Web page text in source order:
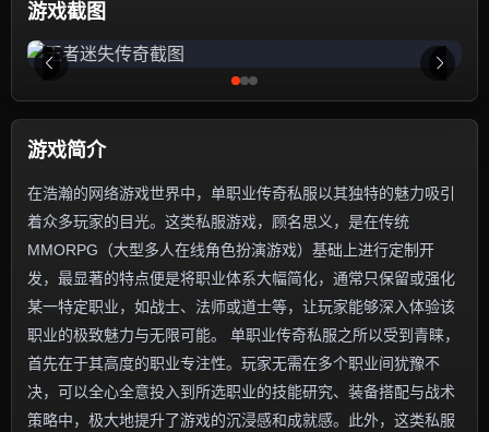
游戏截图
游戏简介
在浩瀚的网络游戏世界中，单职业传奇私服以其独特的魅力吸引
着众多玩家的目光。这类私服游戏，顾名思义，是在传统
MMORPG（大型多人在线角色扮演游戏）基础上进行定制开
发，最显著的特点便是将职业体系大幅简化，通常只保留或强化
某一特定职业，如战士、法师或道士等，让玩家能够深入体验该
职业的极致魅力与无限可能。 单职业传奇私服之所以受到青睐，
首先在于其高度的职业专注性。玩家无需在多个职业间犹豫不
决，可以全心全意投入到所选职业的技能研究、装备搭配与战术
策略中，极大地提升了游戏的沉浸感和成就感。此外，这类私服